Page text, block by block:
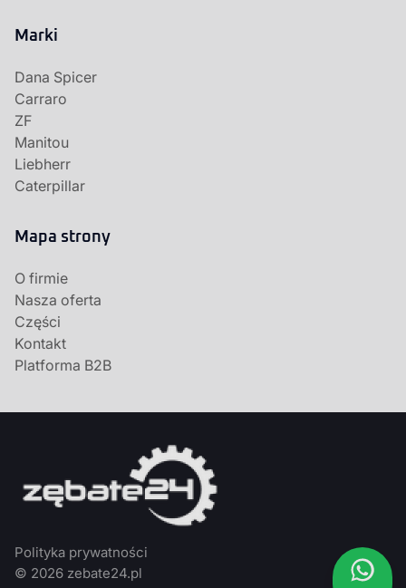
Marki
Dana Spicer
Carraro
ZF
Manitou
Liebherr
Caterpillar
Mapa strony
O firmie
Nasza oferta
Części
Kontakt
Platforma B2B
© 2026 zebate24.pl
Polityka prywatności